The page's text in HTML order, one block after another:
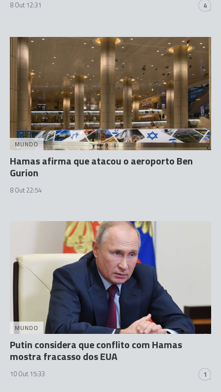
8 Out 12:31 4
MUNDO
Hamas afirma que atacou o aeroporto Ben
Gurion
8 Out 22:54
MUNDO
Putin considera que conflito com Hamas
mostra fracasso dos EUA
10 Out 15:33 1